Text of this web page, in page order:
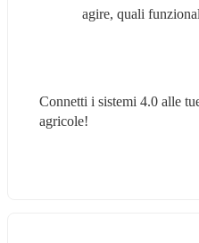
agire, quali
Connetti i sistemi 4.0 alle
agricole!